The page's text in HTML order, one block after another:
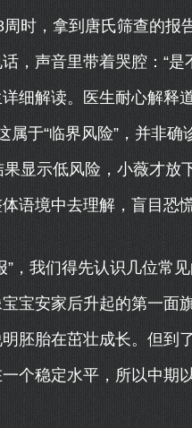
时，拿到唐氏筛查的报
，声音里带着哭腔：“
细解读。医生耐心解释
属于“临界风险”，并非
显示低风险，小薇才放
语境中去理解，盲目恐
”，我们得先认识几位常
宝安家后升起的第一面
胚胎在茁壮成长。但到
个稳定水平，所以中期